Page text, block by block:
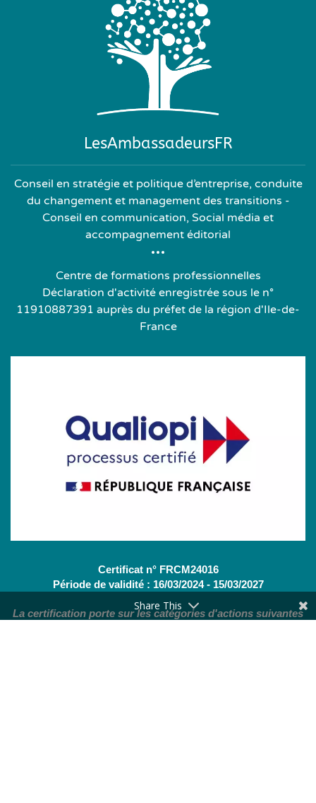
LesAmbassadeursFR
Conseil en stratégie et politique d’entreprise, conduite
du changement et management des transitions -
Conseil en communication, Social média et
accompagnement éditorial
Centre de formations professionnelles
Déclaration d'activité enregistrée sous le n°
11910887391 auprès du préfet de la région d'Ile-de-
France
Certificat n° FRCM24016
Période de validité : 16/03/2024 - 15/03/2027
La certification porte sur les catégories d'actions suivantes
Share This